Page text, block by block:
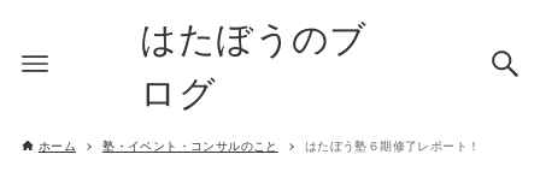
はたぼうのブ
ログ
ホーム 塾・イベント・コンサルのこと はたぼう塾６期修了レポート！